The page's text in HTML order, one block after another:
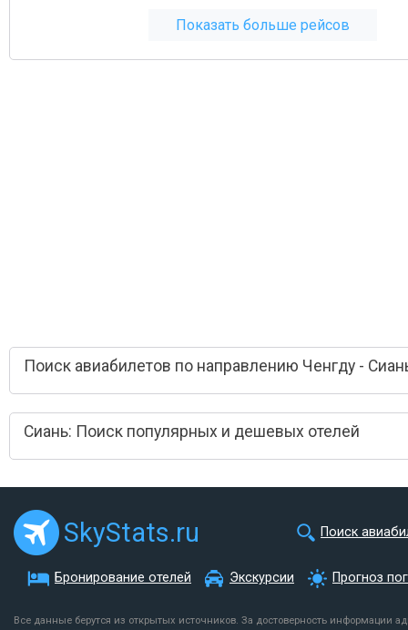
Показать больше рейсов
Поиск авиабилетов по направлению Ченгду -
Сиань: Поиск популярных и дешевых отелей
SkyStats.ru Поиск
Бронирование отелей Экскурсии Прогноз
Все данные берутся из открытых источников. За достоверность информации